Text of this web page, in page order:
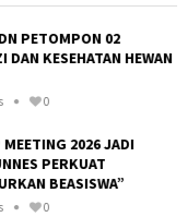
PETOMPON 02
KESEHATAN HEWAN
0
2026 JADI
PERKUAT
BEASISWA”
0